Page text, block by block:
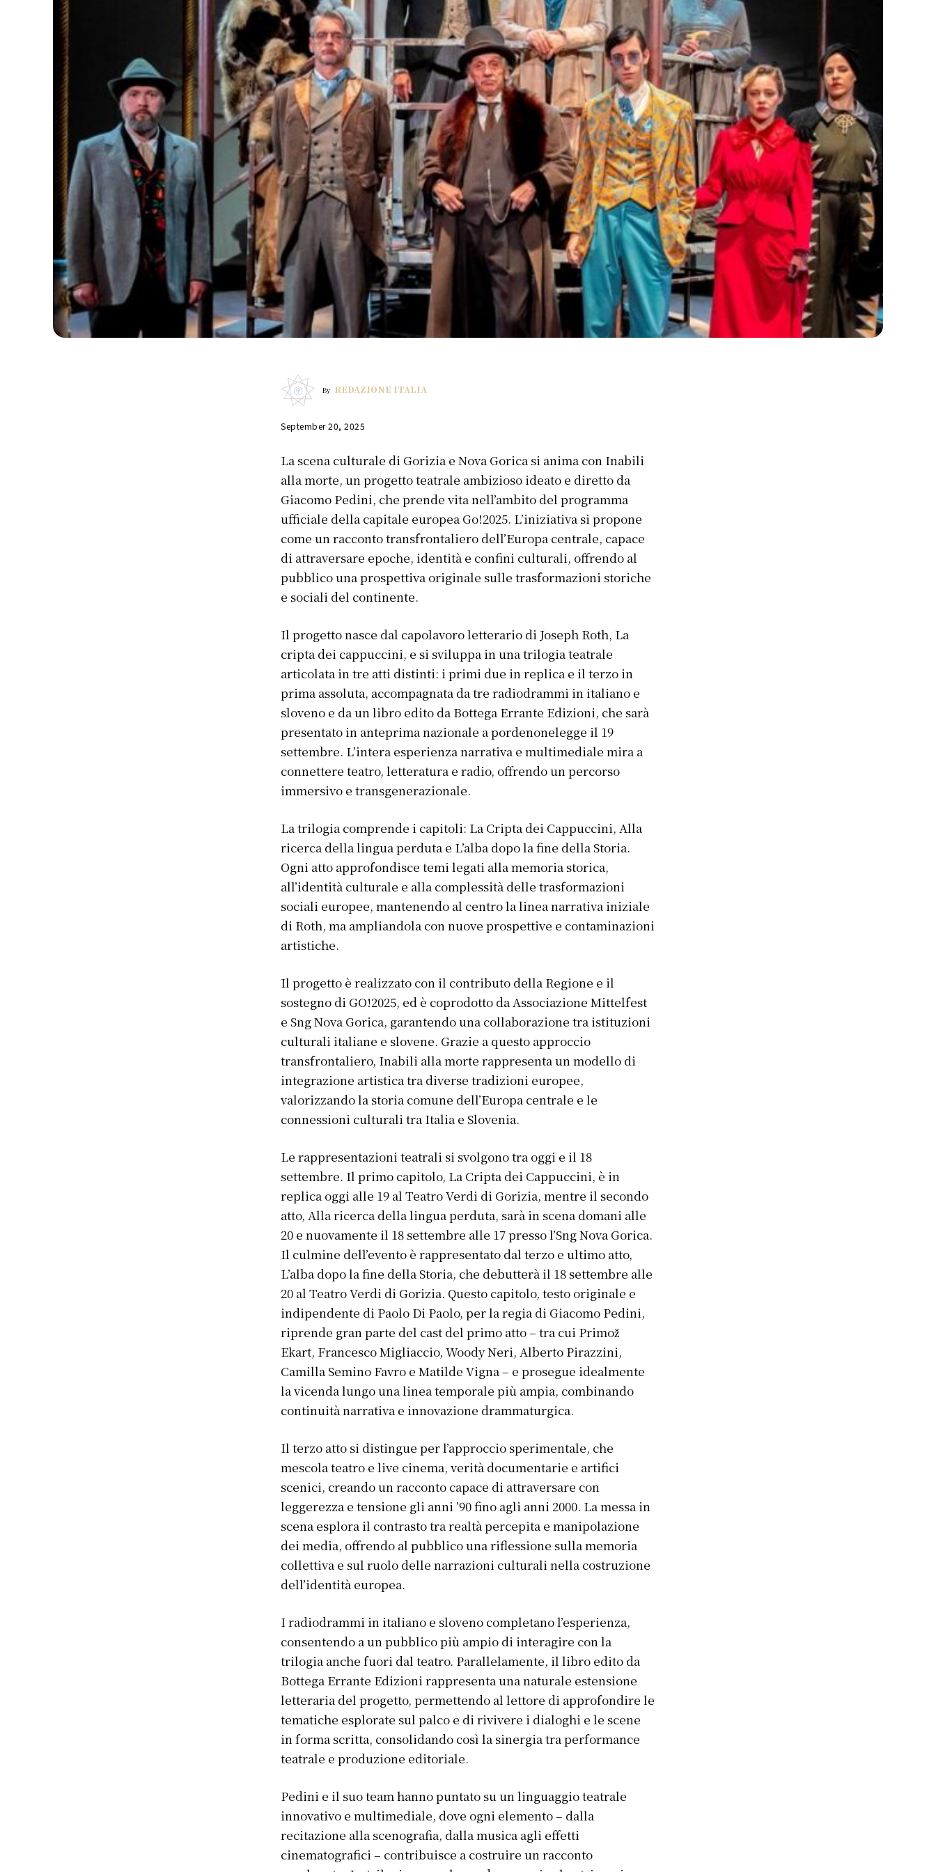
By REDAZIONE ITALIA
September 20, 2025
La scena culturale di Gorizia e Nova Gorica si anima con Inabili
alla morte, un progetto teatrale ambizioso ideato e diretto da
Giacomo Pedini, che prende vita nell’ambito del programma
ufficiale della capitale europea Go!2025. L’iniziativa si propone
come un racconto transfrontaliero dell’Europa centrale, capace
di attraversare epoche, identità e confini culturali, offrendo al
pubblico una prospettiva originale sulle trasformazioni storiche
e sociali del continente.
Il progetto nasce dal capolavoro letterario di Joseph Roth, La
cripta dei cappuccini, e si sviluppa in una trilogia teatrale
articolata in tre atti distinti: i primi due in replica e il terzo in
prima assoluta, accompagnata da tre radiodrammi in italiano e
sloveno e da un libro edito da Bottega Errante Edizioni, che sarà
presentato in anteprima nazionale a pordenonelegge il 19
settembre. L’intera esperienza narrativa e multimediale mira a
connettere teatro, letteratura e radio, offrendo un percorso
immersivo e transgenerazionale.
La trilogia comprende i capitoli: La Cripta dei Cappuccini, Alla
ricerca della lingua perduta e L’alba dopo la fine della Storia.
Ogni atto approfondisce temi legati alla memoria storica,
all’identità culturale e alla complessità delle trasformazioni
sociali europee, mantenendo al centro la linea narrativa iniziale
di Roth, ma ampliandola con nuove prospettive e contaminazioni
artistiche.
Il progetto è realizzato con il contributo della Regione e il
sostegno di GO!2025, ed è coprodotto da Associazione Mittelfest
e Sng Nova Gorica, garantendo una collaborazione tra istituzioni
culturali italiane e slovene. Grazie a questo approccio
transfrontaliero, Inabili alla morte rappresenta un modello di
integrazione artistica tra diverse tradizioni europee,
valorizzando la storia comune dell’Europa centrale e le
connessioni culturali tra Italia e Slovenia.
Le rappresentazioni teatrali si svolgono tra oggi e il 18
settembre. Il primo capitolo, La Cripta dei Cappuccini, è in
replica oggi alle 19 al Teatro Verdi di Gorizia, mentre il secondo
atto, Alla ricerca della lingua perduta, sarà in scena domani alle
20 e nuovamente il 18 settembre alle 17 presso l’Sng Nova Gorica.
Il culmine dell’evento è rappresentato dal terzo e ultimo atto,
L’alba dopo la fine della Storia, che debutterà il 18 settembre alle
20 al Teatro Verdi di Gorizia. Questo capitolo, testo originale e
indipendente di Paolo Di Paolo, per la regia di Giacomo Pedini,
riprende gran parte del cast del primo atto – tra cui Primož
Ekart, Francesco Migliaccio, Woody Neri, Alberto Pirazzini,
Camilla Semino Favro e Matilde Vigna – e prosegue idealmente
la vicenda lungo una linea temporale più ampia, combinando
continuità narrativa e innovazione drammaturgica.
Il terzo atto si distingue per l’approccio sperimentale, che
mescola teatro e live cinema, verità documentarie e artifici
scenici, creando un racconto capace di attraversare con
leggerezza e tensione gli anni ’90 fino agli anni 2000. La messa in
scena esplora il contrasto tra realtà percepita e manipolazione
dei media, offrendo al pubblico una riflessione sulla memoria
collettiva e sul ruolo delle narrazioni culturali nella costruzione
dell’identità europea.
I radiodrammi in italiano e sloveno completano l’esperienza,
consentendo a un pubblico più ampio di interagire con la
trilogia anche fuori dal teatro. Parallelamente, il libro edito da
Bottega Errante Edizioni rappresenta una naturale estensione
letteraria del progetto, permettendo al lettore di approfondire le
tematiche esplorate sul palco e di rivivere i dialoghi e le scene
in forma scritta, consolidando così la sinergia tra performance
teatrale e produzione editoriale.
Pedini e il suo team hanno puntato su un linguaggio teatrale
innovativo e multimediale, dove ogni elemento – dalla
recitazione alla scenografia, dalla musica agli effetti
cinematografici – contribuisce a costruire un racconto